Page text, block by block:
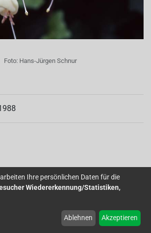
Foto: Hans-Jürgen Schnur
Ihre persönlichen Daten für die
Wiedererkennung/Statistiken,
Ablehnen Akzeptieren